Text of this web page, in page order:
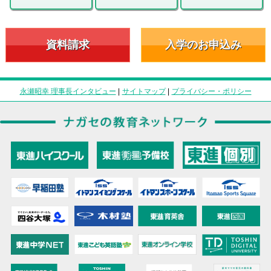
資料請求 入学のお申込み
永瀬昭幸 理事長インタビュー | サイトマップ| プライバシー・ポリシー